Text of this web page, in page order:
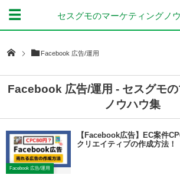
セスグモのマーケティングノ
Facebook 広告/運用
Facebook 広告/運用 - セスグモ
ノウハウ集
Facebook 広告/運用
【Facebook広告】EC案件
クリエイティブの作成方法！